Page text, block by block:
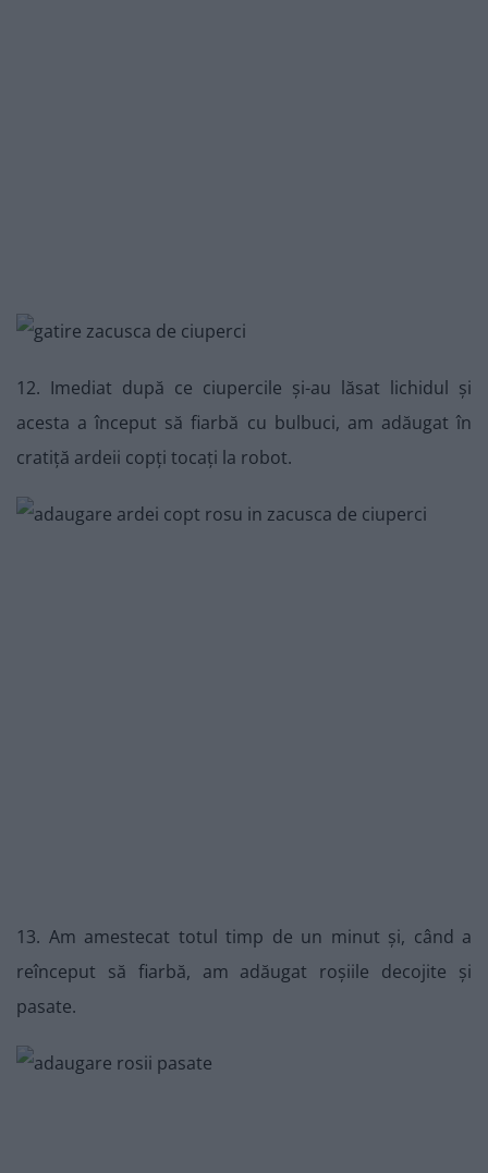
12. Imediat după ce ciupercile și-au lăsat lichidul și
acesta a început să fiarbă cu bulbuci, am adăugat în
cratiță ardeii copți tocați la robot.
13. Am amestecat totul timp de un minut și, când a
reînceput să fiarbă, am adăugat roșiile decojite și
pasate.